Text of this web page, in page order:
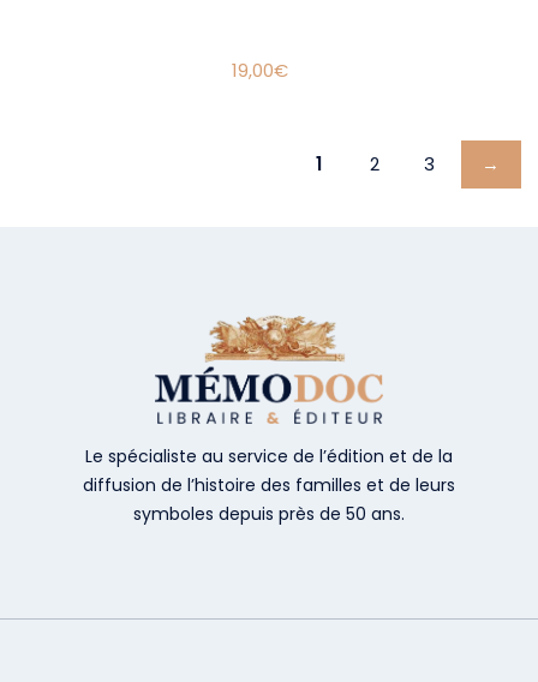
19,00€
1 2 3 →
Le spécialiste au service de l’édition et de la
diffusion de l’histoire des familles et de leurs
symboles depuis près de 50 ans.